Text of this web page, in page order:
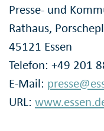
Presse- und
Rathaus,
45121 Essen
Telefon: +49 201
E-Mail:
URL: